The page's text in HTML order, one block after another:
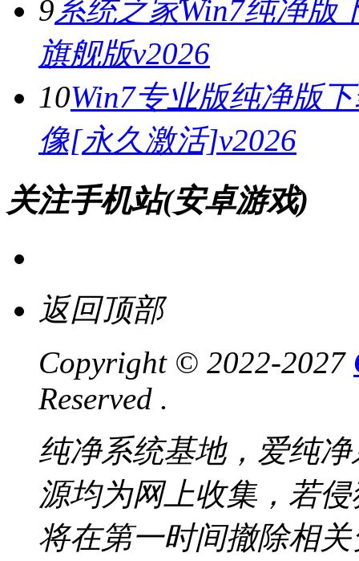
9系统之家Win7纯净版
旗舰版v2026
10Win7专业版纯净版
像[永久激活]v2026
关注手机站(安卓游戏)
返回顶部
Copyright © 2022-2027
Reserved .
纯净系统基地，爱纯
源均为网上收集，若
将在第一时间撤除相